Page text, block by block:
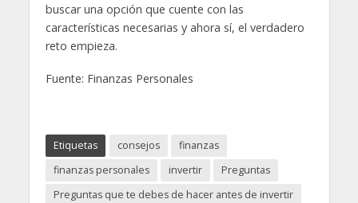
buscar una opción que cuente con las
características necesarias y ahora sí, el verdadero
reto empieza.
Fuente: Finanzas Personales
Etiquetas consejos
finanzas
finanzas personales
invertir
Preguntas
Preguntas que te debes de hacer antes de invertir